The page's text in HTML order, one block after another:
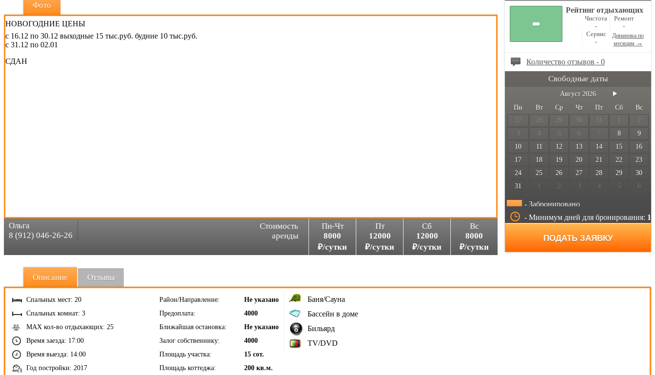
- Рейтинг отдыхающих
Чистота
-
Ремонт
-
Сервис
-
Динамика по
месяцам →
Количество отзывов - 0
Свободные даты
Август 2026
Пн
Вт Ср Чт Пт Сб
Вс
27
28 29 30 31
2
3
4 5 6 7 8
9
10
11 12 13 14 15
16
17
18 19 20 21 22
23
24
25 26 27 28 29
30
31
2 3 4 5 6
- Забронировано
- Минимум дней для бронирования: 1
ПОДАТЬ ЗАЯВКУ
Фото
НОВОГОДНИЕ ЦЕНЫ
с 16.12 по 30.12 выходные 15 тыс.руб. будние 10 тыс.руб.
с 31.12 по 02.01
СДАН
Ольга
8 (912) 046-26-26
Стоимость
аренды
Пн-Чт
8000
₽/сутки
Пт
12000
₽/сутки
Сб
12000
₽/сутки
Вс
8000
₽/сутки
Описание Отзывы
Спальных мест: 20
Спальных комнат: 3
MAX кол-во отдыхающих: 25
Время заезда: 17:00
Время выезда: 14:00
Год постройки: 2017
Район/Направление:
Не указано
Предоплата:
4000
Ближайшая остановка:
Не указано
Залог собственнику:
4000
Площадь участка:
15 сот.
Площадь коттеджа:
200 кв.м.
Баня/Сауна
Бассейн в доме
Бильярд
TV/DVD